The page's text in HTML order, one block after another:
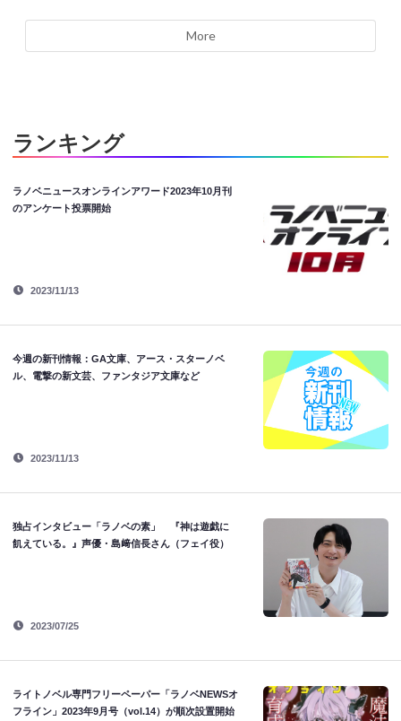
More
ランキング
ラノベニュースオンラインアワード2023年10月刊
のアンケート投票開始
2023/11/13
今週の新刊情報：GA文庫、アース・スターノベ
ル、電撃の新文芸、ファンタジア文庫など
2023/11/13
独占インタビュー「ラノベの素」 『神は遊戯に
飢えている。』声優・島﨑信長さん（フェイ役）
2023/07/25
ライトノベル専門フリーペーパー「ラノベNEWSオ
フライン」2023年9月号（vol.14）が順次設置開始